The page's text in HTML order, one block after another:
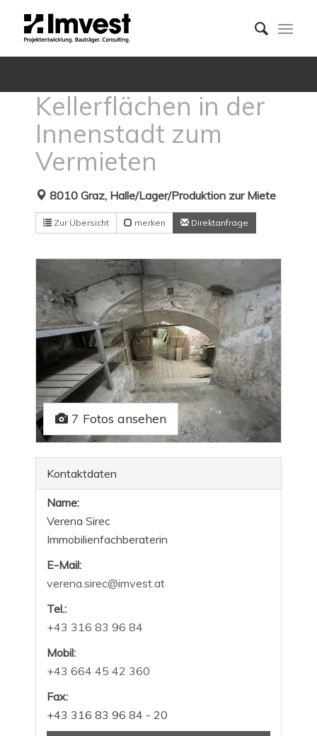
Kellerflächen in der
Innenstadt zum
Vermieten
8010 Graz, Halle/Lager/Produktion zur Miete
Zur Übersicht merken Direktanfrage
7 Fotos ansehen
Kontaktdaten
Name:
Verena Sirec
Immobilienfachberaterin
E-Mail:
verena.sirec@imvest.at
Tel.:
+43 316 83 96 84
Mobil:
+43 664 45 42 360
Fax:
+43 316 83 96 84 - 20